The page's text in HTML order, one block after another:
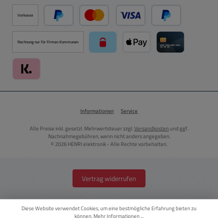
Vorkasse
PayPal Kredit- oder Debitkarte über PayPal
Später Bezahlen
Rechnung nur für Firmen Kommunen
Informationen Service
Alle Preise inkl. gesetzl. Mehrwertsteuer zzgl.Versandkosten und ggf.
Nachnahmegebühren, wenn nicht anders angegeben.
© 2026 HENRI elektronik - Alle Rechte vorbehalten.
Vertrag widerrufen
Diese Website verwendet Cookies, um eine bestmögliche Erfahrung bieten zu
können.Mehr Informationen ...